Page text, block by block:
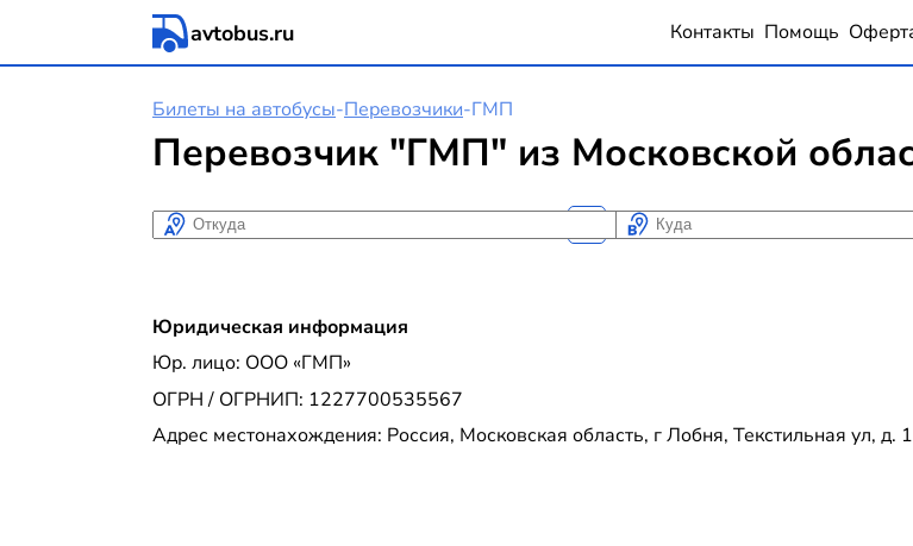
avtobus.ru Контакты Помощь
Билеты на автобусы-Перевозчики-ГМП
Перевозчик "ГМП" из Московской
Откуда Куда
Юридическая информация
Юр. лицо: ООО «ГМП»
ОГРН / ОГРНИП: 1227700535567
Адрес местонахождения: Россия, Московская область, г Лобня, Текстильная ул,